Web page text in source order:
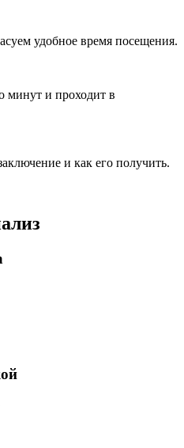
удобное время посещения.
минут и проходит в
и как его получить.